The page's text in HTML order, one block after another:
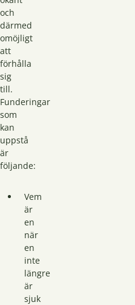
och
därmed
omöjligt
att
förhålla
sig
till.
Funderingar
som
kan
uppstå
är
följande:
Vem
är
en
när
en
inte
längre
är
sjuk